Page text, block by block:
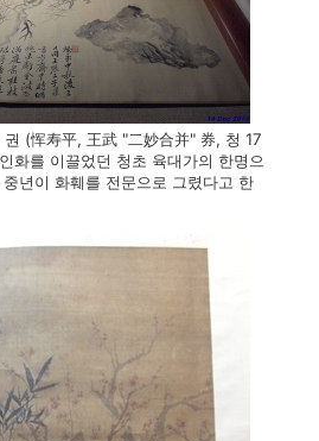
(恽寿平, 王武 "二妙合并" 券, 청 17
화를 이끌었던 청초 육대가의 한명으
년이 화훼를 전문으로 그렸다고 한